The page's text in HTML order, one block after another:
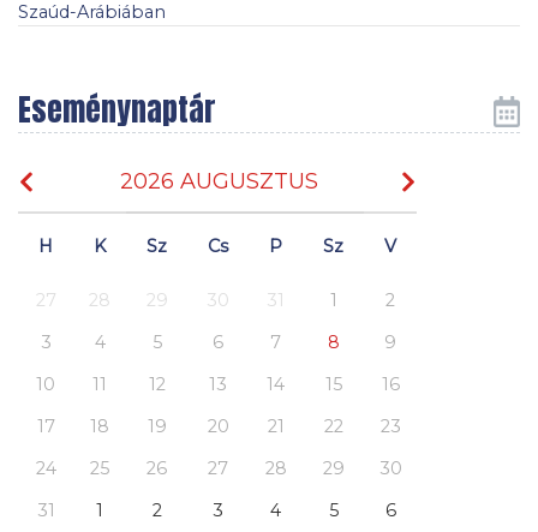
Szaúd-Arábiában
Eseménynaptár
2026 AUGUSZTUS
H K Sz Cs P Sz V
27 28 29 30 31 1
2
3
4 5 6 7 8
9
10
11 12 13 14 15
16
17
18 19 20 21 22
23
24
25 26 27 28 29
30
31
1 2 3 4 5 6